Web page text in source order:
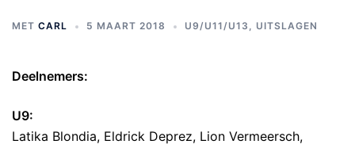
MET CARL 5 MAART 2018 U9/U11/U13 , UITSLAGEN
Deelnemers:
U9:
Latika Blondia, Eldrick Deprez, Lion Vermeersch,